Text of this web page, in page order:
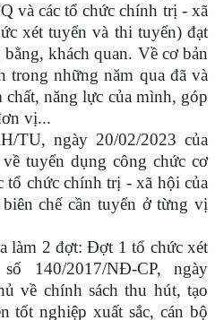
và các tổ chức chính trị - xã
xét tuyển và thi tuyển) đạt
khách quan. Về cơ bản
trong những năm qua đã và
năng lực của mình, góp
vị...
TU, ngày 20/02/2023 của
tuyển dụng công chức cơ
chức chính trị - xã hội của
chế cần tuyển ở từng vị
làm 2 đợt: Đợt 1 tổ chức xét
140/2017/NĐ-CP, ngày
về chính sách thu hút, tạo
tốt nghiệp xuất sắc, cán bộ